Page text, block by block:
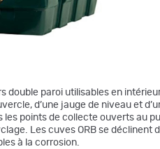
double paroi utilisables en
d’une jauge de niveau et
les points de collecte ouverts au
Les cuves ORB se déclinent
à la corrosion.